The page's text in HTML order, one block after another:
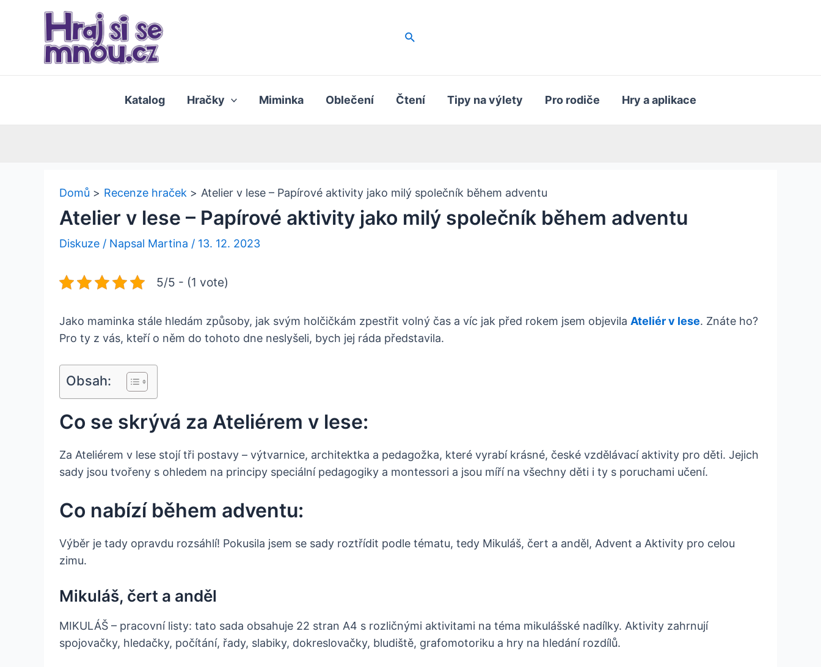
Hledat
Katalog Hračky Miminka Oblečení Čtení Tipy na výlety Pro rodiče Hry a aplikace
Domů Recenze hraček Atelier v lese – Papírové aktivity jako milý společník během adventu
Atelier v lese – Papírové aktivity jako milý společník během adventu
Diskuze / Napsal Martina / 13. 12. 2023
5/5 - (1 vote)
Jako maminka stále hledám způsoby, jak svým holčičkám zpestřit volný čas a víc jak před rokem jsem objevila Ateliér v lese. Znáte ho?
Pro ty z vás, kteří o něm do tohoto dne neslyšeli, bych jej ráda představila.
Obsah:
Co se skrývá za Ateliérem v lese:
Za Ateliérem v lese stojí tři postavy – výtvarnice, architektka a pedagožka, které vyrabí krásné, české vzdělávací aktivity pro děti. Jejich
sady jsou tvořeny s ohledem na principy speciální pedagogiky a montessori a jsou míří na všechny děti i ty s poruchami učení.
Co nabízí během adventu:
Výběr je tady opravdu rozsáhlí! Pokusila jsem se sady roztřídit podle tématu, tedy Mikuláš, čert a anděl, Advent a Aktivity pro celou
zimu.
Mikuláš, čert a anděl
MIKULÁŠ – pracovní listy: tato sada obsahuje 22 stran A4 s rozličnými aktivitami na téma mikulášské nadílky. Aktivity zahrnují
spojovačky, hledačky, počítání, řady, slabiky, dokreslovačky, bludiště, grafomotoriku a hry na hledání rozdílů.